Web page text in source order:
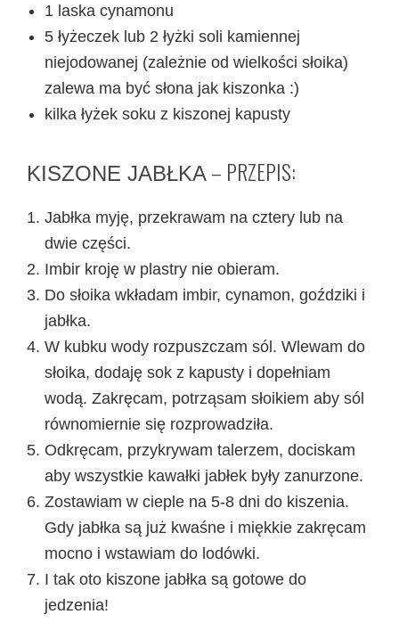
1 laska cynamonu
5 łyżeczek lub 2 łyżki soli kamiennej
niejodowanej (zależnie od wielkości słoika)
zalewa ma być słona jak kiszonka :)
kilka łyżek soku z kiszonej kapusty
KISZONE JABŁKA – PRZEPIS:
Jabłka myję, przekrawam na cztery lub na
dwie części.
Imbir kroję w plastry nie obieram.
Do słoika wkładam imbir, cynamon, goździki i
jabłka.
W kubku wody rozpuszczam sól. Wlewam do
słoika, dodaję sok z kapusty i dopełniam
wodą. Zakręcam, potrząsam słoikiem aby sól
równomiernie się rozprowadziła.
Odkręcam, przykrywam talerzem, dociskam
aby wszystkie kawałki jabłek były zanurzone.
Zostawiam w cieple na 5-8 dni do kiszenia.
Gdy jabłka są już kwaśne i miękkie zakręcam
mocno i wstawiam do lodówki.
I tak oto kiszone jabłka są gotowe do
jedzenia!